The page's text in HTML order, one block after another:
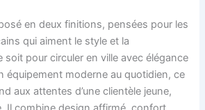
en deux finitions, pensées pour les
qui aiment le style et la
soit pour circuler en ville avec élégance
équipement moderne au quotidien, ce
aux attentes d’une clientèle jeune,